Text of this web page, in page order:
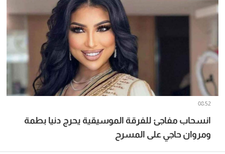
انسحاب مفاجئ للفرقة الموسيقية يحرج دنيا بطمة
ومروان حاجي على المسرح
08:52